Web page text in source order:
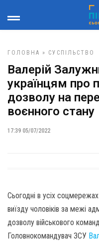
ГОЛОВНА » СУСПІЛЬСТВО
Валерій
українцям про
дозволу на
воєнного стану
17:39 05/07/2022
Сьогодні в усіх
виїзду чоловіків за межі
дозволу військового
Головнокомандувач ЗСУ